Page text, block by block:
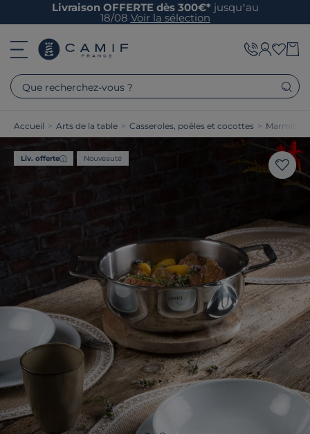
Livraison OFFERTE dès 300€* jusqu’au
18/08 Voir la sélection
Que recherchez-vous ?
Accueil > Arts de la table > Casseroles, poêles et cocottes > Marmites
Liv. offerte Nouveauté